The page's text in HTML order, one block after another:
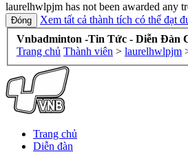
laurelhwlpjm has not been awarded any
Xem tất cả thành tích có thể đạt
Vnbadminton -Tin Tức - Diễn Đàn
Trang chủ Thành viên > laurelhwlpjm
Trang chủ
Diễn đàn